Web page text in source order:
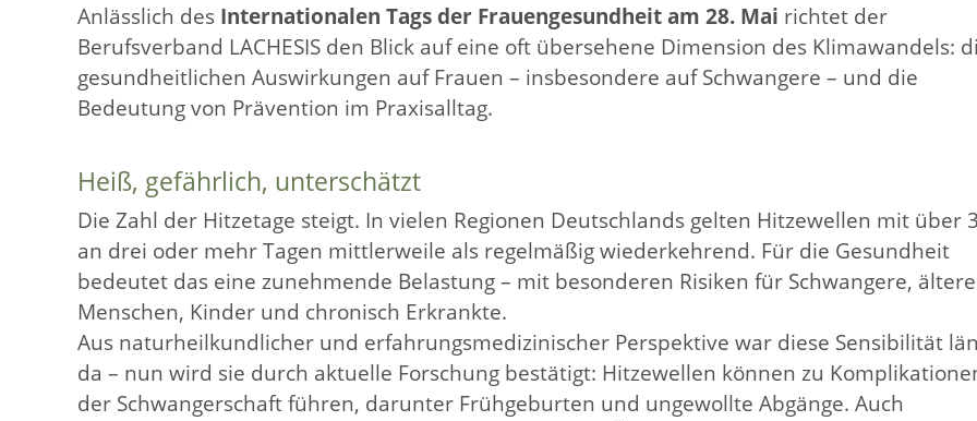
Anlässlich des Internationalen Tags der Frauengesundheit am 28. Mai richtet der
Berufsverband LACHESIS den Blick auf eine oft übersehene Dimension des Klimawandels:
gesundheitlichen Auswirkungen auf Frauen – insbesondere auf Schwangere – und die
Bedeutung von Prävention im Praxisalltag.
Heiß, gefährlich, unterschätzt
Die Zahl der Hitzetage steigt. In vielen Regionen Deutschlands gelten Hitzewellen mit über
an drei oder mehr Tagen mittlerweile als regelmäßig wiederkehrend. Für die Gesundheit
bedeutet das eine zunehmende Belastung – mit besonderen Risiken für Schwangere, ältere
Menschen, Kinder und chronisch Erkrankte.
Aus naturheilkundlicher und erfahrungsmedizinischer Perspektive war diese Sensibilität
da – nun wird sie durch aktuelle Forschung bestätigt: Hitzewellen können zu
der Schwangerschaft führen, darunter Frühgeburten und ungewollte Abgänge. Auch